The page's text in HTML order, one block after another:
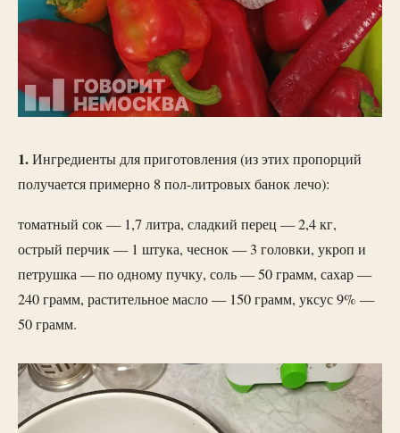
1.Ингредиенты для приготовления (из этих пропорций
получается примерно 8 пол-литровых банок лечо):
томатный сок — 1,7 литра, сладкий перец — 2,4 кг,
острый перчик — 1 штука, чеснок — 3 головки, укроп и
петрушка — по одному пучку, соль — 50 грамм, сахар —
240 грамм, растительное масло — 150 грамм, уксус 9% —
50 грамм.